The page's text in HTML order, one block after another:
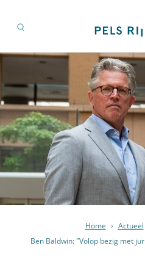
Home › Actueel
Ben Baldwin: "Volop bezig met